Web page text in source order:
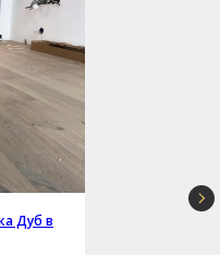
Дуб в